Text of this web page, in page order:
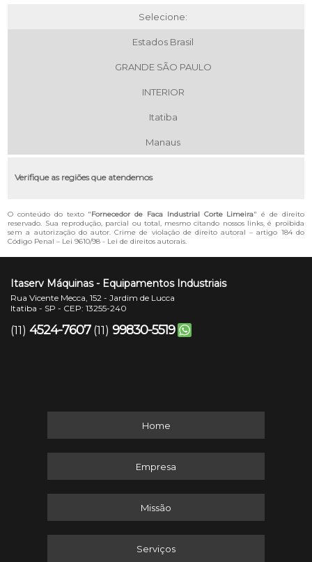
Selecione:
Estados Brasil
GRANDE SÃO PAULO
INTERIOR
Itatiba
Manaus
Verifique as regiões que atendemos
O conteúdo do texto "Fornecedor de Faca Industrial Corte Limeira" é de direito
reservado. Sua reprodução, parcial ou total, mesmo citando nossos links, é proibida
sem a autorização do autor. Crime de violação de direito autoral – artigo 184 do
Código Penal – Lei 9610/98 - Lei de direitos autorais.
Itaserv Máquinas - Equipamentos Industriais
Rua Vicente Mecca, 152 - Jardim de Lucca
Itatiba - SP - CEP: 13255-240
(11) 4524-7607 (11) 99830-5519
Home
Empresa
Missão
Serviços